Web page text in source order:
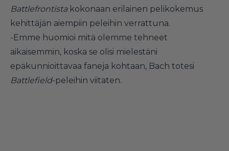
Battlefrontistakokonaan erilainen pelikokemus
kehittäjän aiempiin peleihin verrattuna.
-Emme huomioi mitä olemme tehneet
aikaisemmin, koska se olisi mielestäni
epäkunnioittavaa faneja kohtaan, Bach totesi
Battlefield-peleihin viitaten.